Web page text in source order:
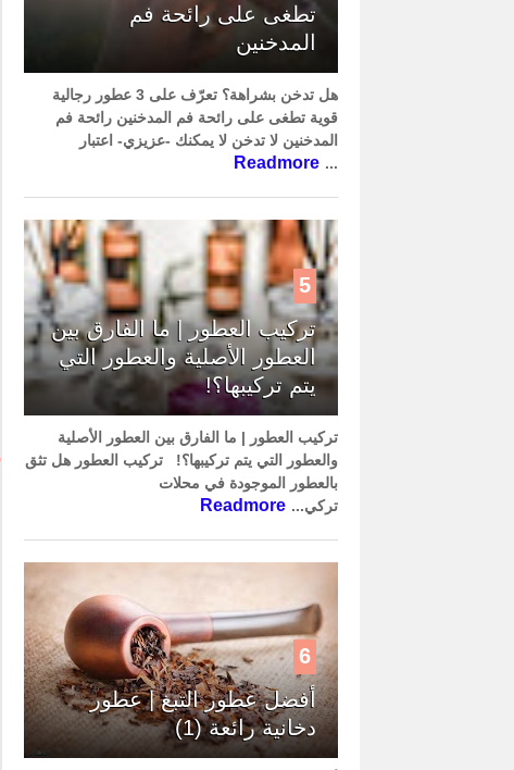
تطغى على رائحة فم
المدخنين
هل تدخن بشراهة؟ تعرّف على 3 عطور رجالية
قوية تطغى على رائحة فم المدخنين رائحة فم
المدخنين لا تدخن لا يمكنك -عزيزي- اعتبار
...
Readmore
5
تركيب العطور | ما الفارق بين
العطور الأصلية والعطور التي
يتم تركيبها؟!
تركيب العطور | ما الفارق بين العطور الأصلية
والعطور التي يتم تركيبها؟! تركيب العطور هل تثق
بالعطور الموجودة في محلات
تركي... Readmore
6
أفضل عطور التبغ | عطور
دخانية رائعة (1)